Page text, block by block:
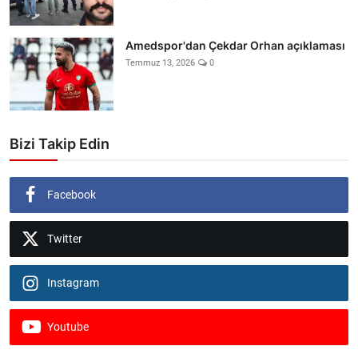
Amedspor'dan Çekdar Orhan açıklaması
Temmuz 13, 2026 0
Bizi Takip Edin
Facebook
Twitter
Instagram
Youtube